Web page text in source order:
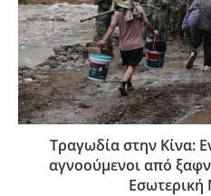
Τραγωδία στην Κίνα:
αγνοούμενοι από
Εσωτερική